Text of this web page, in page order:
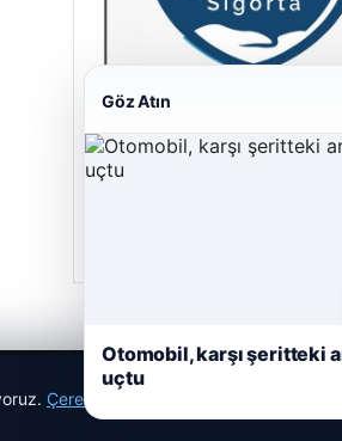
Cengiz Sigorta
Çerez Politikamız
Göz Atın
Otomobil, karşı şeritteki
uçtu